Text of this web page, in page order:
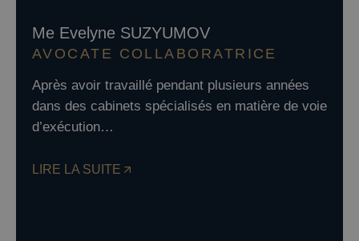
Me Evelyne SUZYUMOV
AVOCATE COLLABORATRICE
Après avoir travaillé pendant plusieurs années
dans des cabinets spécialisés en matière de voie
d’exécution…
LIRE LA SUITE